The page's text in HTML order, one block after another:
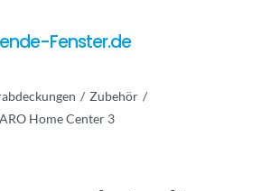
Katalog
Fenster.de
Zubehör
Home Center 3